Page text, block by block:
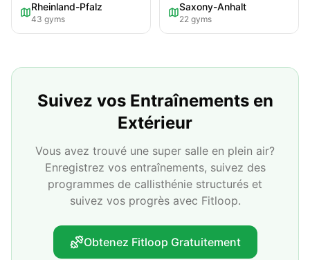
Rheinland-Pfalz
43 gyms
Saxony-Anhalt
22 gyms
Suivez vos Entraînements en
Extérieur
Vous avez trouvé une super salle en plein air?
Enregistrez vos entraînements, suivez des
programmes de callisthénie structurés et
suivez vos progrès avec Fitloop.
Obtenez Fitloop Gratuitement